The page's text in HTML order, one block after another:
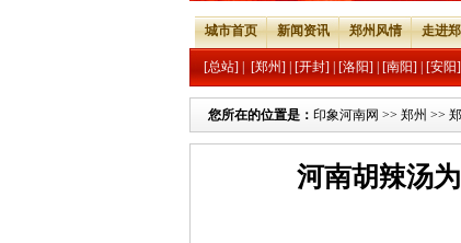
城市首页 新闻资讯 郑州风情 走进
[总站] [郑州] [开封] [洛阳] [南阳] [安阳]
您所在的位置是： 印象河南网 >> 郑州 >>
河南胡辣汤